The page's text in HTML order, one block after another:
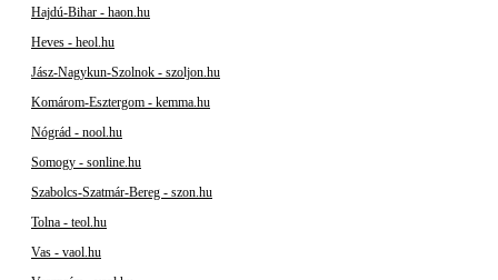
Hajdú-Bihar - haon.hu
Heves - heol.hu
Jász-Nagykun-Szolnok - szoljon.hu
Komárom-Esztergom - kemma.hu
Nógrád - nool.hu
Somogy - sonline.hu
Szabolcs-Szatmár-Bereg - szon.hu
Tolna - teol.hu
Vas - vaol.hu